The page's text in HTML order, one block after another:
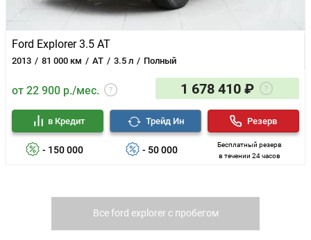
Ford Explorer 3.5 AT
2013 81 000 км AT 3.5 л Полный
от 22 900 р./мес. 1 678 410 ₽
- 150 000
в Кредит
- 50 000
Трейд Ин
Бесплатный резерв
в течении 24 часов
Резерв
Все ford explorer с пробегом